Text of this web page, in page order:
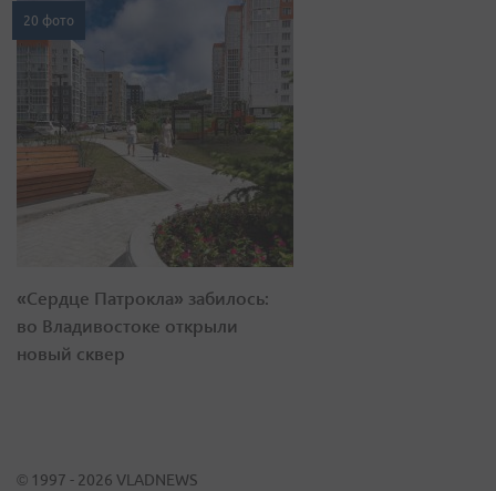
20 фото
«Сердце Патрокла» забилось:
во Владивостоке открыли
новый сквер
© 1997 - 2026 VLADNEWS